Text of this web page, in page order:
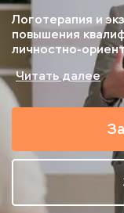
Логотерапия и
повышения
личностно-
Читать далее